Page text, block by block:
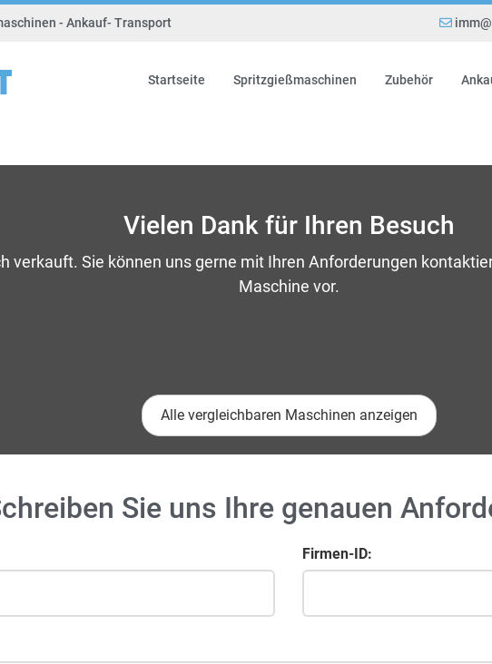
- Ankauf- Transport
Startseite Spritzgießmaschinen Zubehör
Vielen Dank für Ihren Besuch
verkauft. Sie können uns gerne mit Ihren Anforderungen
Maschine vor.
Alle vergleichbaren Maschinen anzeigen
Sie uns Ihre genauen
Firmen-ID: